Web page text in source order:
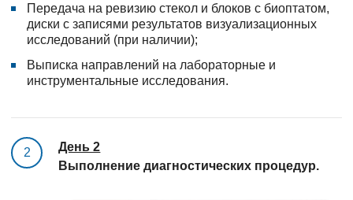
Передача на ревизию стекол и блоков с биоптатом,
диски с записями результатов визуализационных
исследований (при наличии);
Выписка направлений на лабораторные и
инструментальные исследования.
2
День 2
Выполнение диагностических процедур.